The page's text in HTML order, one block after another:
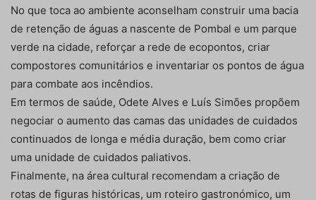
No que toca ao ambiente aconselham construir uma bacia
de retenção de águas a nascente de Pombal e um parque
verde na cidade, reforçar a rede de ecopontos, criar
compostores comunitários e inventariar os pontos de água
para combate aos incêndios.
Em termos de saúde, Odete Alves e Luís Simões propõem
negociar o aumento das camas das unidades de cuidados
continuados de longa e média duração, bem como criar
uma unidade de cuidados paliativos.
Finalmente, na área cultural recomendam a criação de
rotas de figuras históricas, um roteiro gastronómico, um